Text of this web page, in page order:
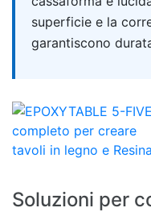
superficie e la
garantiscono
Soluzioni per